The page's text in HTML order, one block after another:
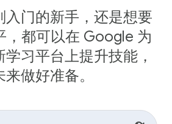
入门的新手，还是想要
，都可以在 Google 为
习平台上提升技能，
来做好准备。